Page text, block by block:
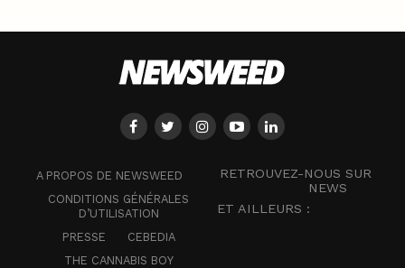
A PROPOS DE NEWSWEED
CONDITIONS GÉNÉRALES
D’UTILISATION
PRESSE
CEBEDIA
THE CANNABIS BOY
RETROUVEZ-NOUS SUR
NEWS
ET AILLEURS :